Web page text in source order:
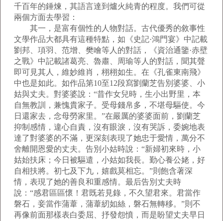
千百年的錘煉，其語言達到爐火純青的程度。我們可從
兩個方面去學習：
其一，是富有個性的人物對話。古代優秀的敘事性
文學作品大都具有這種特點，如《史記·鴻門宴》中記載
劉邦、項羽、范增、樊噲等人的對話，《資治通鑒·赤壁
之戰》中記載諸葛亮、魯肅、周瑜等人的對話，聞其聲
即可見其人，維妙維肖，栩栩如生。在《孔雀東南飛》
中也是如此。如作品第10至12段寫劉蘭芝告別婆婆、小
姑與丈夫。對婆婆說：“昔作女兒時，生小出野里，本
自無教訓，兼愧貴家子。受母錢帛多，不堪母驅使。今
日還家去，念母勞家里。”在嚴厲的婆婆面前，劉蘭芝
抑制感情，違心自責，沒有眼淚，沒有哭訴，委婉地表
達了對婆婆的不滿，更深刻表現了她忠于愛情，萬分不
舍離開恩愛的丈夫。告別小姑時說：“新婦初來時，小
姑始扶床；今日被驅遣，小姑如我長。勤心養公姥，好
自相扶將。初七及下九，嬉戲莫相忘。”則飽含著深
情，表現了她的善良和重感情。最后告別丈夫時
說：“感君區區懷！君既若見錄，不久望君來。君當作
磐石，妾當作蒲葦，蒲葦紉如絲，磐石無轉移。”則不
再像前面那樣表白委屈、抒發怨憤，而是盼望丈夫早日